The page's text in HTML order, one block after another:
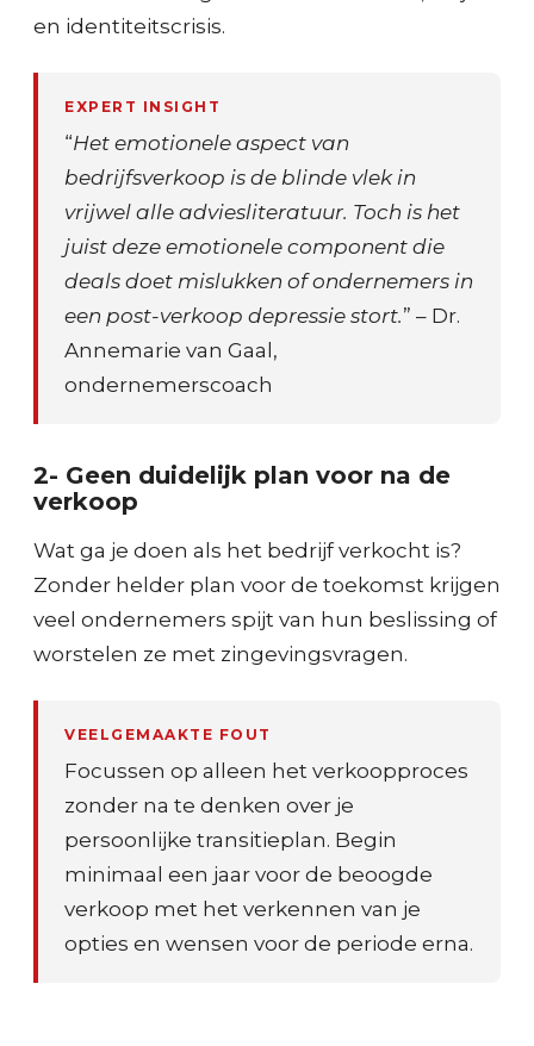
en identiteitscrisis.
EXPERT INSIGHT
“Het emotionele aspect van
bedrijfsverkoop is de blinde vlek in
vrijwel alle adviesliteratuur. Toch is het
juist deze emotionele component die
deals doet mislukken of ondernemers in
een post-verkoop depressie stort.” – Dr.
Annemarie van Gaal,
ondernemerscoach
2- Geen duidelijk plan voor na de
verkoop
Wat ga je doen als het bedrijf verkocht is?
Zonder helder plan voor de toekomst krijgen
veel ondernemers spijt van hun beslissing of
worstelen ze met zingevingsvragen.
VEELGEMAAKTE FOUT
Focussen op alleen het verkoopproces
zonder na te denken over je
persoonlijke transitieplan. Begin
minimaal een jaar voor de beoogde
verkoop met het verkennen van je
opties en wensen voor de periode erna.